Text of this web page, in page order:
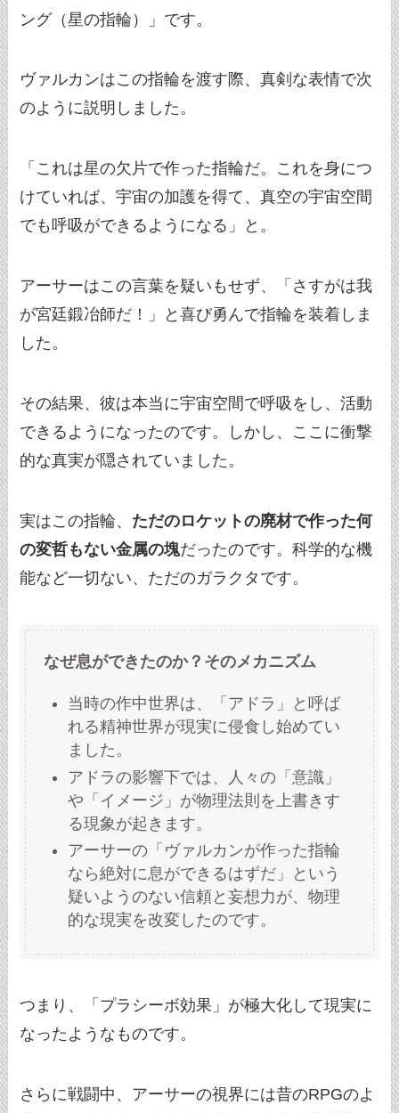
ング（星の指輪）」です。
ヴァルカンはこの指輪を渡す際、真剣な表情で次
のように説明しました。
「これは星の欠片で作った指輪だ。これを身につ
けていれば、宇宙の加護を得て、真空の宇宙空間
でも呼吸ができるようになる」と。
アーサーはこの言葉を疑いもせず、「さすがは我
が宮廷鍛冶師だ！」と喜び勇んで指輪を装着しま
した。
その結果、彼は本当に宇宙空間で呼吸をし、活動
できるようになったのです。しかし、ここに衝撃
的な真実が隠されていました。
実はこの指輪、 ただのロケットの廃材で作った何
の変哲もない金属の塊だったのです。科学的な機
能など一切ない、ただのガラクタです。
なぜ息ができたのか？そのメカニズム
当時の作中世界は、「アドラ」と呼ば
れる精神世界が現実に侵食し始めてい
ました。
アドラの影響下では、人々の「意識」
や「イメージ」が物理法則を上書きす
る現象が起きます。
アーサーの「ヴァルカンが作った指輪
なら絶対に息ができるはずだ」という
疑いようのない信頼と妄想力が、物理
的な現実を改変したのです。
つまり、「プラシーボ効果」が極大化して現実に
なったようなものです。
さらに戦闘中、アーサーの視界には昔のRPGのよ